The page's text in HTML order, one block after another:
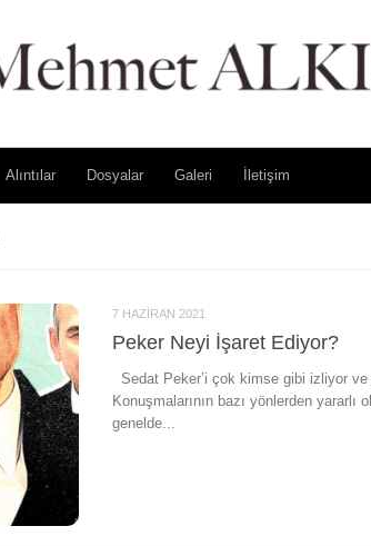
Alıntılar Dosyalar Galeri İletişim
7 HAZIRAN 2021
Peker Neyi İşaret Ediyor?
Sedat Peker’i çok kimse gibi izliyor ve
Konuşmalarının bazı yönlerden
genelde...